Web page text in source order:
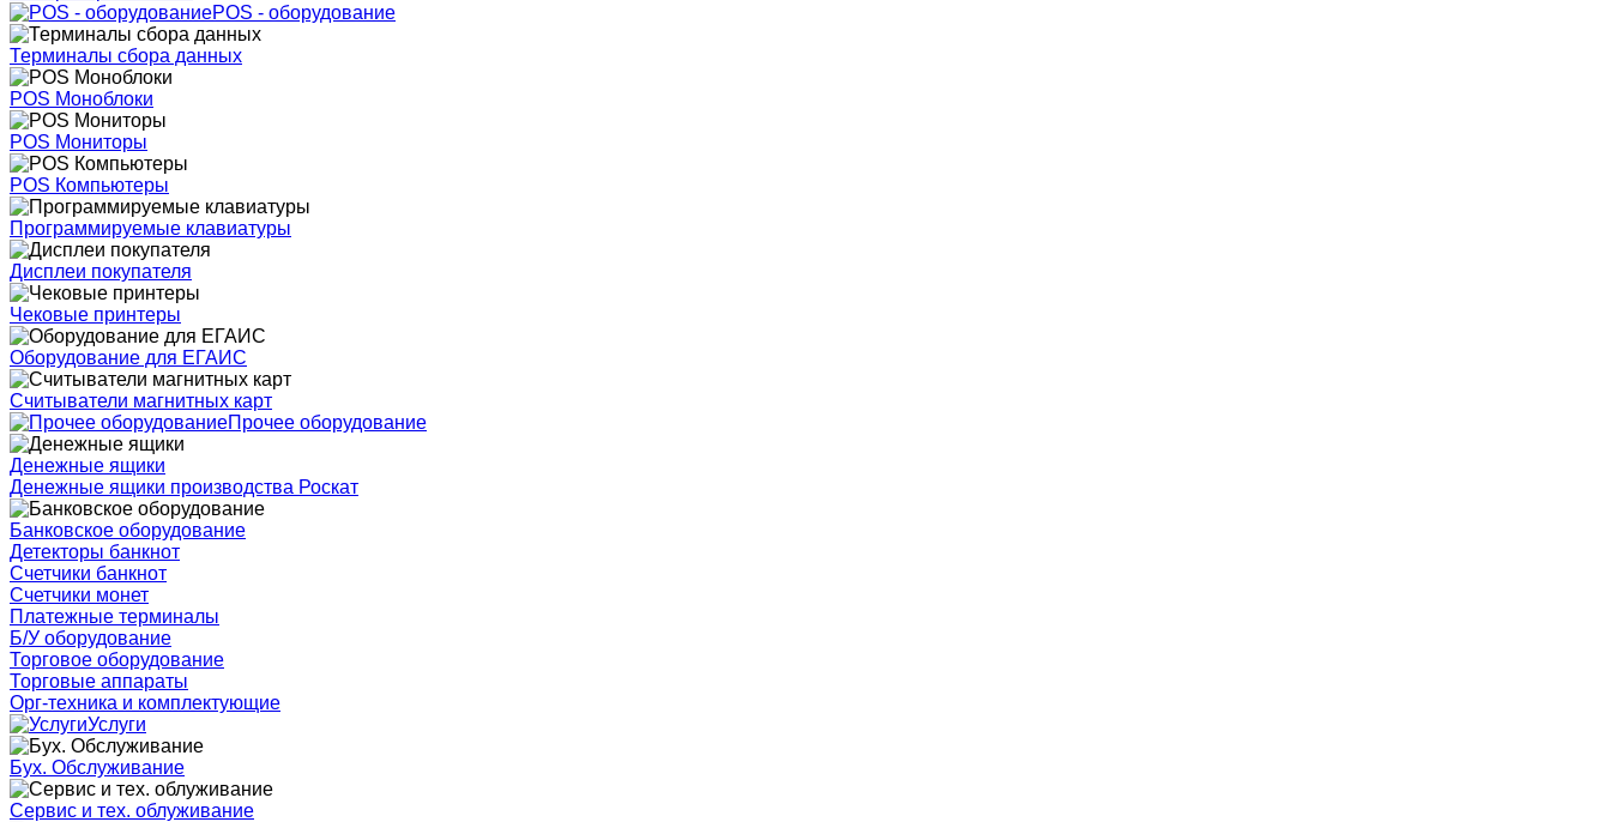
POS - оборудование
Терминалы сбора данных
POS Моноблоки
POS Мониторы
POS Компьютеры
Программируемые клавиатуры
Дисплеи покупателя
Чековые принтеры
Оборудование для ЕГАИС
Считыватели магнитных карт
Прочее оборудование
Денежные ящики
Денежные ящики производства Роскат
Банковское оборудование
Детекторы банкнот
Счетчики банкнот
Счетчики монет
Платежные терминалы
Б/У оборудование
Торговое оборудование
Торговые аппараты
Орг-техника и комплектующие
Услуги
Бух. Обслуживание
Сервис и тех. облуживание